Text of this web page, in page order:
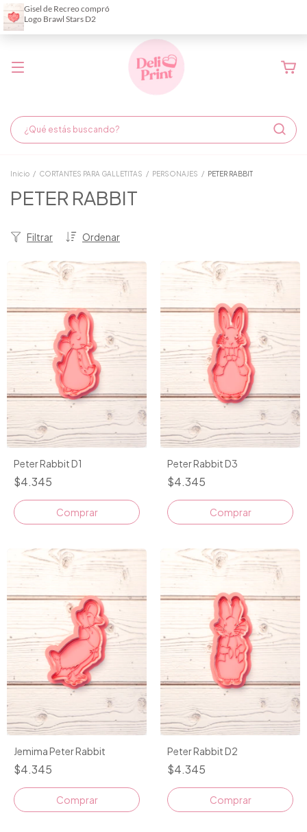
Demora de fabricación hasta 6 días hábiles
Inicio / CORTANTES PARA GALLETITAS / PERSONAJES / PETER RABBIT
PETER RABBIT
Ordenar
Filtrar
Peter Rabbit D1
$4.345
Comprar
Peter Rabbit D3
$4.345
Comprar
Jemima Peter Rabbit
$4.345
Comprar
Peter Rabbit D2
$4.345
Comprar